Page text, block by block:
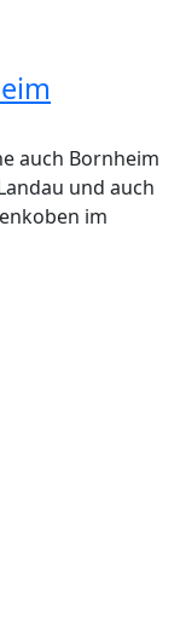
auch Bornheim
und auch
im